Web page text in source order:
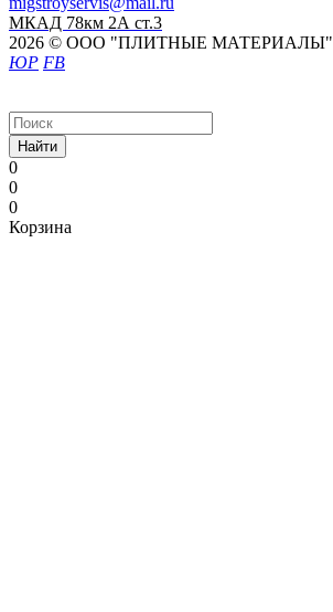
МКАД 78км 2А ст.3
2026 © ООО "ПЛИТНЫЕ МАТЕРИАЛЫ"
ЮР FB
Найти
0
0
0
Корзина